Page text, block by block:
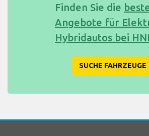
Finden Sie die
Angebote für
Hybridautos bei
SUCHE FAHRZEUGE